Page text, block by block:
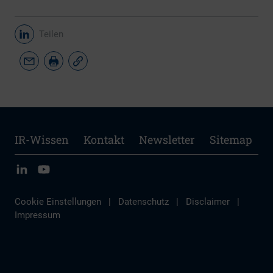
Teilen
IR-Wissen Kontakt Newsletter Sitemap
Cookie Einstellungen Datenschutz Disclaimer
Impressum